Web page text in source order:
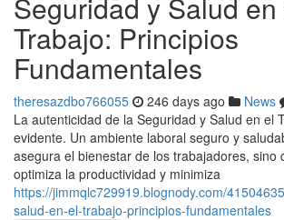
Trabajo: Principios
Fundamentales
theresazdbo766055 246 days ago News
La autenticidad de la Seguridad y Salud en el
evidente. Un ambiente laboral seguro y
asegura el bienestar de los trabajadores, sino
optimiza la productividad y minimiza
https://jimmqlc729919.blognody.com/
salud-en-el-trabajo-principios-fundamentales